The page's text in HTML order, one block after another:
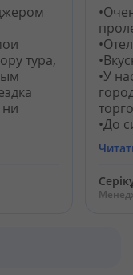
тура,
•У
•До